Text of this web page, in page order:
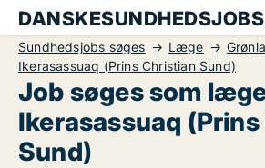
Sundhedsjobs søges Læge
Ikerasassuaq (Prins Christian Sund)
Job søges som
Ikerasassuaq
Sund)